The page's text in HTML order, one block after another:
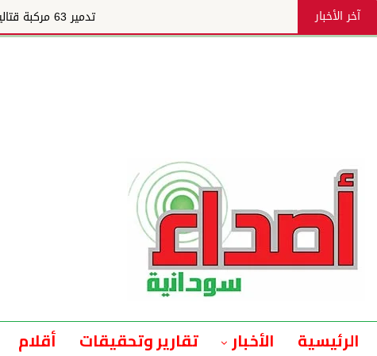
آخر الأخبار
الرئيسية الأخبار تقارير وتحقيقات أقلام